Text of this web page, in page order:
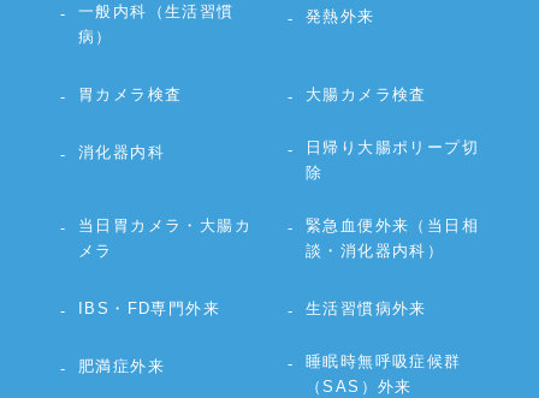
一般内科（生活習慣
病）
発熱外来
胃カメラ検査 大腸カメラ検査
消化器内科
日帰り大腸ポリープ切
除
当日胃カメラ・大腸カ
メラ
緊急血便外来（当日相
談・消化器内科）
IBS・FD専門外来 生活習慣病外来
肥満症外来
睡眠時無呼吸症候群
（SAS）外来